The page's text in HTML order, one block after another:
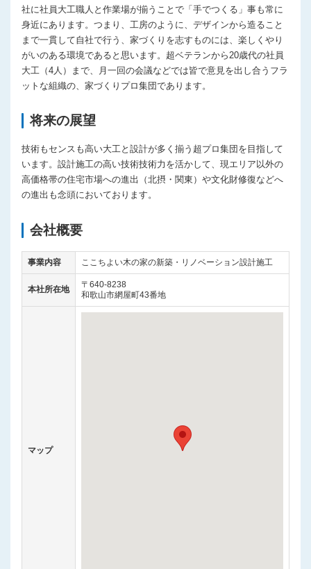
社に社員大工職人と作業場が揃うことで「手でつくる」事も常に
身近にあります。つまり、工房のように、デザインから造ること
まで一貫して自社で行う、家づくりを志すものには、楽しくやり
がいのある環境であると思います。超ベテランから20歳代の社員
大工（4人）まで、月一回の会議などでは皆で意見を出し合うフラ
ットな組織の、家づくりプロ集団であります。
将来の展望
技術もセンスも高い大工と設計が多く揃う超プロ集団を目指して
います。設計施工の高い技術技術力を活かして、現エリア以外の
高価格帯の住宅市場への進出（北摂・関東）や文化財修復などへ
の進出も念頭においております。
会社概要
事業内容 ここちよい木の家の新築・リノベーション設計施工
本社所在地
〒640-8238
和歌山市網屋町43番地
マップ